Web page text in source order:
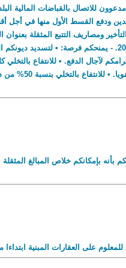
لحد 31 ديسمبر 2011 أنهم مدعوون للاتصال
المعلوم المستوجب بعنوان سنة 2012. - يمنحكم
بأنه بإمكانكم خلاص المبالغ
على العقارات المبنية ابتداءا من 20 فيفري